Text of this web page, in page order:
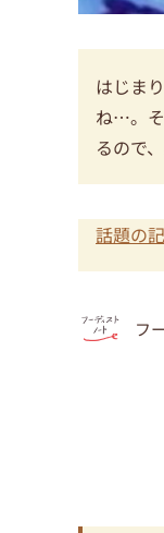
はじま
ね…。
るので
話題の
フ